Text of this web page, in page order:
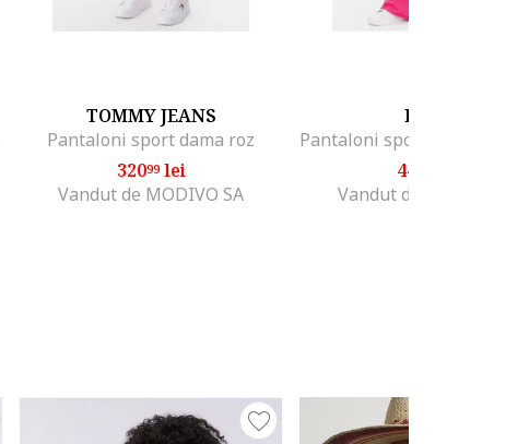
TOMMY JEANS
Pantaloni sport dama roz
32099lei
Vandut de MODIVO SA
HUGO
443
Vandut de MODIVO SA